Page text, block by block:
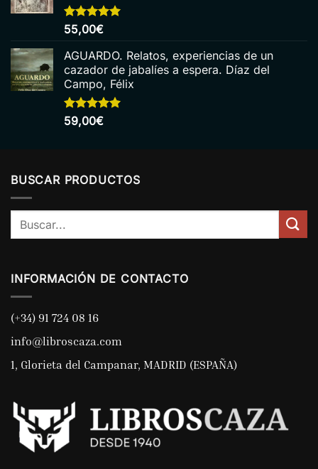
Valorado
con
de 5
55,00€
AGUARDO. Relatos, experiencias de un
cazador de jabalíes a espera. Díaz del
Campo, Félix
Valorado
con
59,00€
BUSCAR PRODUCTOS
Buscar
INFORMACIÓN DE CONTACTO
(+34) 91 724 08 16
info@libroscaza.com
1, Glorieta del Campanar, MADRID (ESPAÑA)